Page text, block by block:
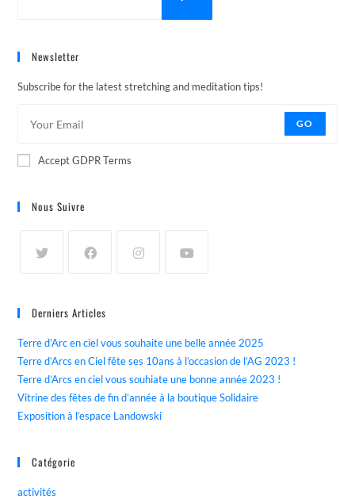
Newsletter
Subscribe for the latest stretching and meditation tips!
GO
Accept GDPR Terms
Nous Suivre
Derniers Articles
Terre d’Arc en ciel vous souhaite une belle année 2025
Terre d’Arcs en Ciel fête ses 10ans à l’occasion de l’AG 2023 !
Terre d’Arcs en ciel vous souhiate une bonne année 2023 !
Vitrine des fêtes de fin d’année à la boutique Solidaire
Exposition à l’espace Landowski
Catégorie
activités